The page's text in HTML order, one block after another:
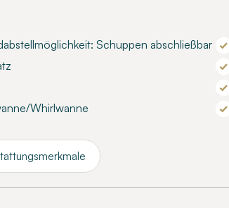
Schuppen abschließbar
Whirlwanne